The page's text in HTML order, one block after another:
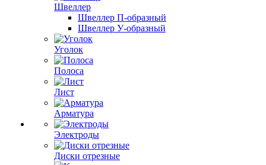
Швеллер
Швеллер П-образный
Швеллер У-образный
Уголок
Полоса
Лист
Арматура
Электроды
Диски отрезные